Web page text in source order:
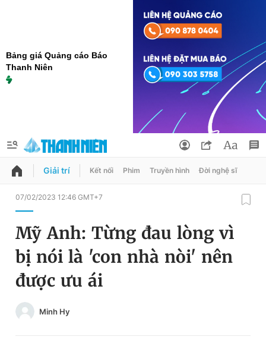
Bảng giá Quảng cáo Báo
Thanh Niên
QUẢNG CÁO
Chuyên mục
Chuyên mục khác
Chào ngày mới
Đổi mật khẩu
Tin đã lưu
Tin đã xem
Giải trí Kết nối Phim Truyền hình Đời nghệ sĩ
07/02/2023 12:46 GMT+7
Mỹ Anh: Từng đau lòng vì
bị nói là 'con nhà nòi' nên
được ưu ái
Minh Hy